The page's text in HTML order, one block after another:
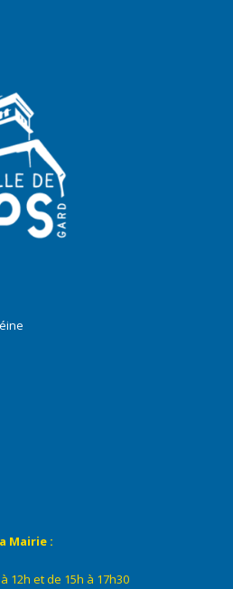
Mairie :
12h et de 15h à 17h30